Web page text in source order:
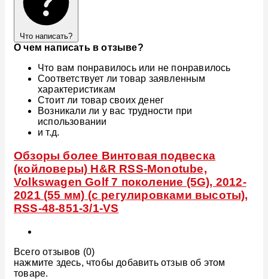
Что написать?
О чем написать в отзыве?
Что вам понравилось или не понравилось
Соответствует ли товар заявленным
характеристикам
Стоит ли товар своих денег
Возникали ли у вас трудности при
использовании
и т.д.
Обзоры более Винтовая подвеска
(койловеры) H&R RSS-Monotube,
Volkswagen Golf 7 поколение (5G), 2012-
2021 (55 мм) (с регулировками высоты),
RSS-48-851-3/1-VS
Всего отзывов (0)
нажмите здесь, чтобы добавить отзыв об этом
товаре.